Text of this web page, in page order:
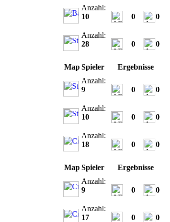
Anzahl:
10
0
0
Anzahl:
28
0
0
MapSpieler Ergebnisse
Anzahl:
9
0
0
Anzahl:
10
0
0
Anzahl:
18
0
0
MapSpieler Ergebnisse
Anzahl:
9
0
0
Anzahl:
17
0
0